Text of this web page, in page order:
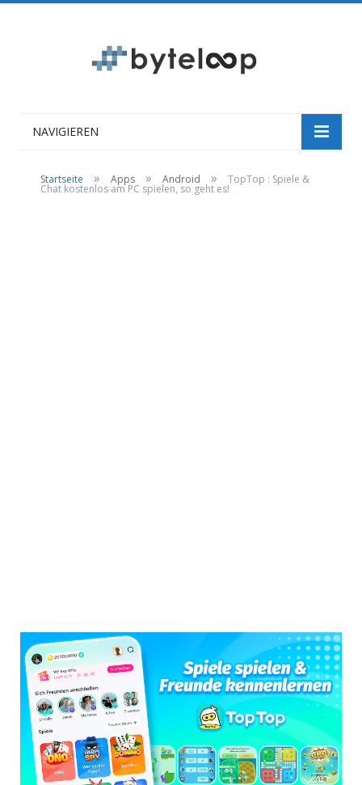
NAVIGIEREN
Startseite » Apps » Android » TopTop : Spiele &
Chat kostenlos am PC spielen, so geht es!